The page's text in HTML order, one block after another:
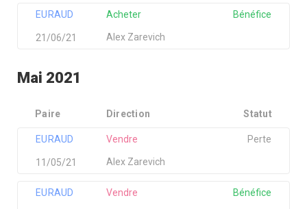
EURAUD
Alex Zarevich
Acheter
21/06/21
Bénéfice
Mai 2021
Paire Direction Statut
EURAUD
Alex Zarevich
Vendre
11/05/21
Perte
EURAUD Vendre Bénéfice